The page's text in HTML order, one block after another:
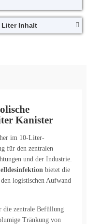
Liter Inhalt
Kanister
im 10-Liter-
für den zentralen
und der Industrie.
bietet die
logistischen Aufwand
die zentrale Befüllung
Tränkung von